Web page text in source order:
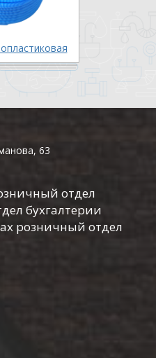
63
отдел
бухгалтерии
розничный отдел